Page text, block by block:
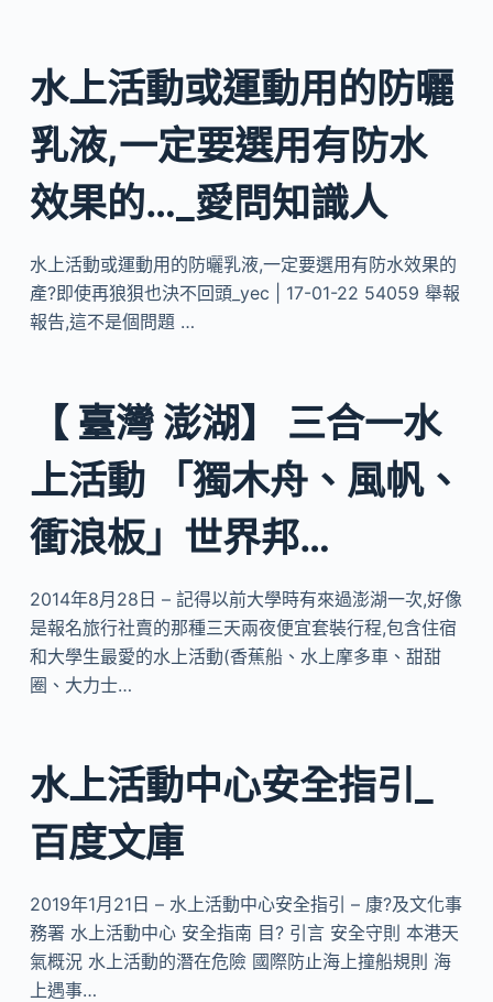
水上活動或運動用的防曬
乳液,一定要選用有防水
效果的…_愛問知識人
水上活動或運動用的防曬乳液,一定要選用有防水效果的
產?即使再狼狽也決不回頭_yec | 17-01-22 54059 舉報
報告,這不是個問題 …
【 臺灣 澎湖】 三合一水
上活動 「獨木舟、風帆、
衝浪板」世界邦…
2014年8月28日 – 記得以前大學時有來過澎湖一次,好像
是報名旅行社賣的那種三天兩夜便宜套裝行程,包含住宿
和大學生最愛的水上活動(香蕉船、水上摩多車、甜甜
圈、大力士…
水上活動中心安全指引_
百度文庫
2019年1月21日 – 水上活動中心安全指引 – 康?及文化事
務署 水上活動中心 安全指南 目? 引言 安全守則 本港天
氣概況 水上活動的潛在危險 國際防止海上撞船規則 海
上遇事…